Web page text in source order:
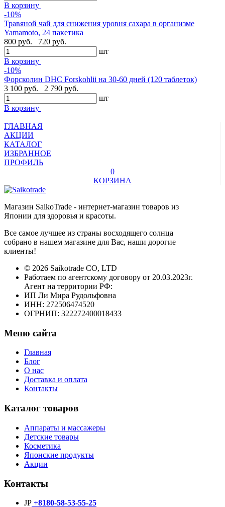
В корзину
-10%
Травяной чай для снижения уровня сахара в организме
Yamamoto, 24 пакетика
800 руб.
720 руб.
шт
В корзину
-10%
Форсколин DHC Forskohlii на 30-60 дней (120 таблеток)
3 100 руб.
2 790 руб.
шт
В корзину
ГЛАВНАЯ
АКЦИИ
КАТАЛОГ
ИЗБРАННОЕ
ПРОФИЛЬ
0
КОРЗИНА
Магазин SaikoTrade - интернет-магазин товаров из
Японии для здоровья и красоты.
Все самое лучшее из страны восходящего солнца
собрано в нашем магазине для Вас, наши дорогие
клиенты!
© 2026 Saikotrade CO, LTD
Работаем по агентскому договору от 20.03.2023г.
Агент на территории РФ:
ИП Ли Мира Рудольфовна
ИНН: 272506474520
ОГРНИП: 322272400018433
Меню сайта
Главная
Блог
О нас
Доставка и оплата
Контакты
Каталог товаров
Аппараты и массажеры
Детские товары
Косметика
Японские продукты
Акции
Контакты
JP +8180-58-53-55-25